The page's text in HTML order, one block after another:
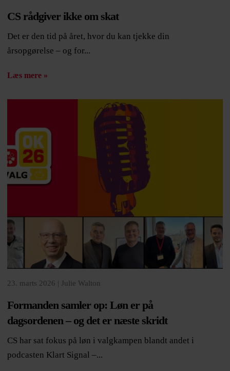
CS rådgiver ikke om skat
Det er den tid på året, hvor du kan tjekke din
årsopgørelse – og for...
Læs mere »
23. marts 2026 | Julie Walton
Formanden samler op: Løn er på
dagsordenen – og det er næste skridt
CS har sat fokus på løn i valgkampen blandt andet i
podcasten Klart Signal –...